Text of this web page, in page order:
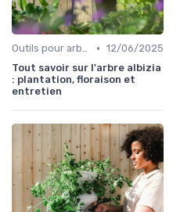
Outils pour arbres et arbustes • 12/06/2025
Tout savoir sur l'arbre albizia
: plantation, floraison et
entretien